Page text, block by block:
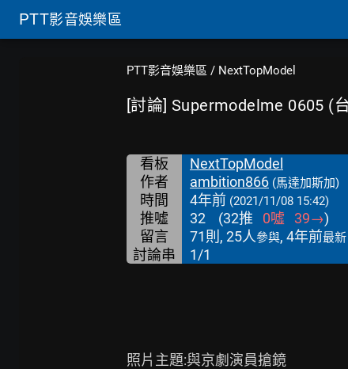
PTT影音娛樂區
PTT影音娛樂區 / NextTopModel
[討論] Supermodelme 0605 (
看板
NextTopModel
作者
ambition866 (馬達加斯加)
時間 4年前 (2021/11/08 15:42)
推噓 32 (32推 0噓 39→)
留言
71則, 25人參與, 4年前最新
討論串 1/1
照片主題:與京劇演員搶鏡